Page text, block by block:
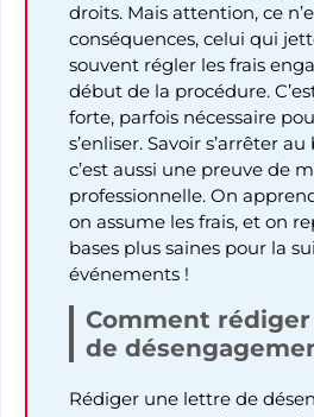
droits. Mais attention, ce
conséquences, celui qui
souvent régler les frais
début de la procédure.
forte, parfois nécessaire
s’enliser. Savoir s’arrêter
c’est aussi une preuve de
professionnelle. On
on assume les frais, et on
bases plus saines pour la
événements !
Comment
de
Rédiger une lettre de